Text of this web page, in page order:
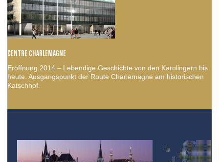
CENTRE CHARLEMAGNE
Eröffnung 2014 – Lebendige Geschichte von den Karolingern bis
heute. Ausgangspunkt der Route Charlemagne am historischen
Katschhof.